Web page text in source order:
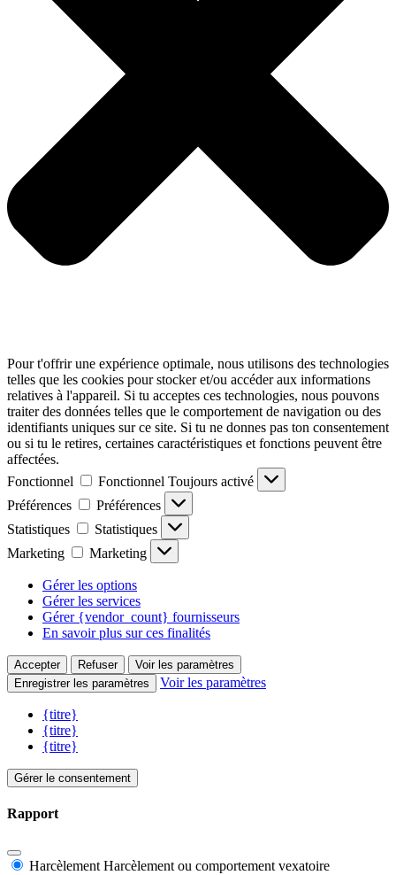
Pour t'offrir une expérience optimale, nous utilisons des technologies
telles que les cookies pour stocker et/ou accéder aux informations
relatives à l'appareil. Si tu acceptes ces technologies, nous pouvons
traiter des données telles que le comportement de navigation ou des
identifiants uniques sur ce site. Si tu ne donnes pas ton consentement
ou si tu le retires, certaines caractéristiques et fonctions peuvent être
affectées.
Fonctionnel
Fonctionnel Toujours activé
Préférences
Préférences
Statistiques
Statistiques
Marketing
Marketing
Gérer les options
Gérer les services
Gérer {vendor_count} fournisseurs
En savoir plus sur ces finalités
Accepter Refuser
Voir les paramètres
Enregistrer les paramètres
Voir les paramètres
{titre}
{titre}
{titre}
Gérer le consentement
Rapport
Harcèlement Harcèlement ou comportement vexatoire